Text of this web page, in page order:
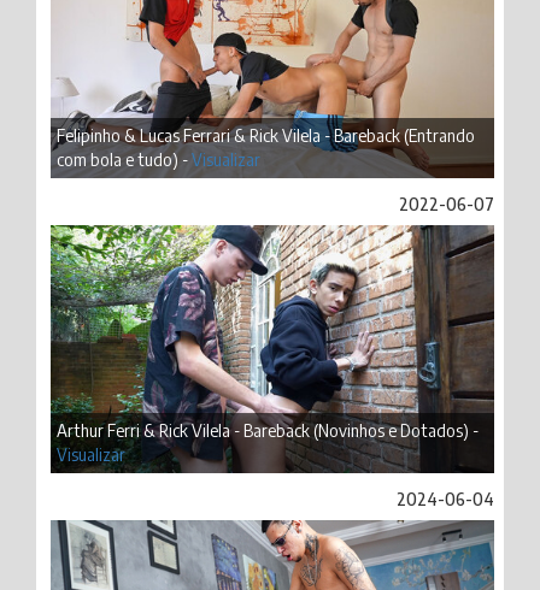
Felipinho & Lucas Ferrari & Rick Vilela - Bareback (Entrando
com bola e tudo) -Visualizar
2022-06-07
Arthur Ferri & Rick Vilela - Bareback (Novinhos e Dotados) -
Visualizar
2024-06-04